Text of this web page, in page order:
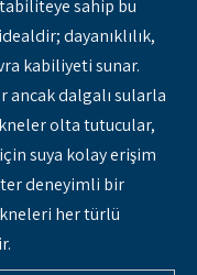
sahip bu
dayanıklılık,
kabiliyeti sunar.
ancak dalgalı sularla
olta tutucular,
suya kolay erişim
deneyimli bir
her türlü